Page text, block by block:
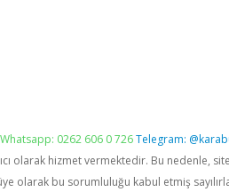
Whatsapp: 0262 606 0 726Telegram:
olarak hizmet vermektedir. Bu nedenle,
olarak bu sorumluluğu kabul etmiş